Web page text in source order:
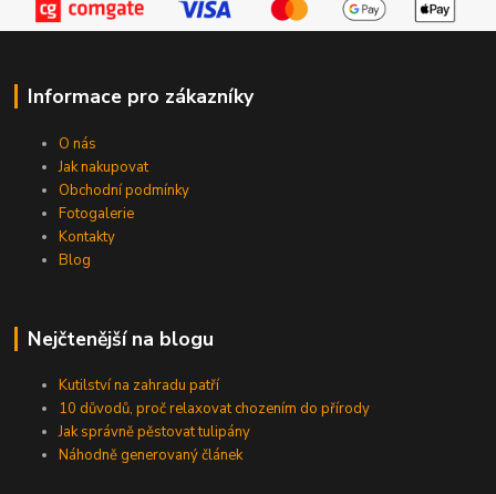
Informace pro zákazníky
O nás
Jak nakupovat
Obchodní podmínky
Fotogalerie
Kontakty
Blog
Nejčtenější na blogu
Kutilství na zahradu patří
10 důvodů, proč relaxovat chozením do přírody
Jak správně pěstovat tulipány
Náhodně generovaný článek